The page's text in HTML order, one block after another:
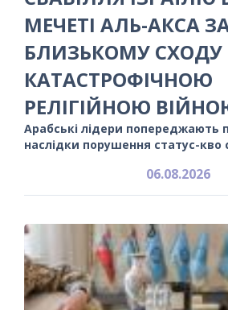
МЕЧЕТІ АЛЬ-АКСА
БЛИЗЬКОМУ СХОДУ
КАТАСТРОФІЧНОЮ
РЕЛІГІЙНОЮ
Арабські лідери попереджають
наслідки порушення статус-кво
06.08.2026